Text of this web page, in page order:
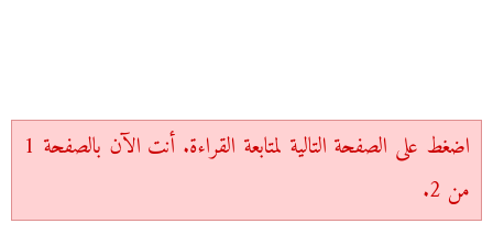
اضغط على الصفحة التالية لمتابعة القراءة. أنت الآن بالصفحة 1
من 2.